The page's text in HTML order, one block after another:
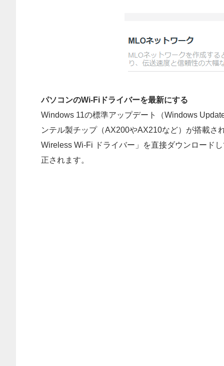
パソコンのWi-Fiドライバーを最新にする
Windows 11の標準アップデート（Windows
ンテル製チップ（AX200やAX210など）が搭載
Wireless Wi-Fi ドライバー」を直接ダウンロード
正されます。